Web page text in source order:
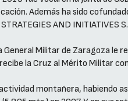
Además ha sido
AND INITIATIVES
General Militar de Zaragoza le
la Cruz al Mérito Militar
montañera, habiendo